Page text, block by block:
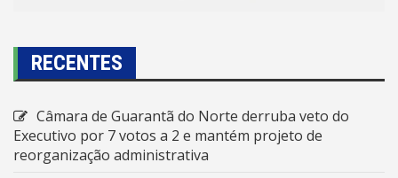
RECENTES
Câmara de Guarantã do Norte derruba veto do
Executivo por 7 votos a 2 e mantém projeto de
reorganização administrativa